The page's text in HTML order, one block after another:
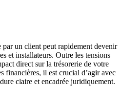
par un client peut rapidement devenir
et installateurs. Outre les tensions
direct sur la trésorerie de votre
financières, il est crucial d’agir avec
claire et encadrée juridiquement.